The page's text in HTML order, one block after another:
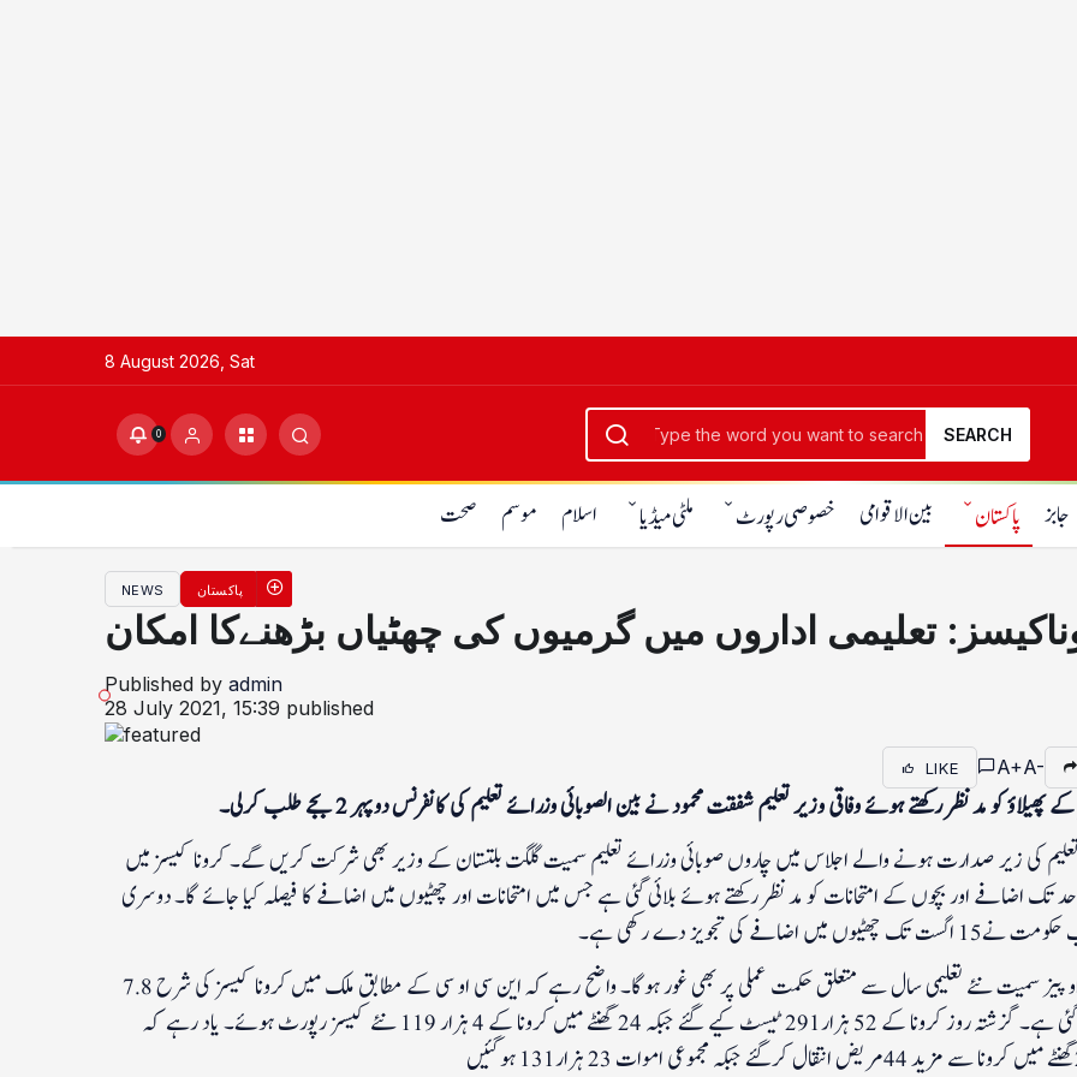
8 August 2026, Sat
SEARCH
0
جابز پاکستان بین الاقوامی خصوصی رپورٹ ملٹی میڈیا اسلام موسم صحت
NEWS پاکستان
تعلیمی اداروں میں گرمیوں کی چھٹیاں بڑھنےکا امکان
Published by admin
28 July 2021, 15:39 published
LIKE A+A-
پھیلاؤ کو مدنظر رکھتے ہوئے وفاقی وزیر تعلیم شفقت محمود نے بین الصوبائی وزرائے تعلیم کی کانفرنس دوپہر 2 بجے طلب کرلی۔
تعلیم کی زیر صدارت ہونے والے اجلاس میں چاروں صوبائی وزرائے تعلیم سمیت گلگت بلتستان کے وزیر بھی شرکت کریں گے۔ کرونا کیسز میں
تک اضافے اور بچوں کے امتحانات کو مدنظر رکھتے ہوئے بلائی گئی ہے جس میں امتحانات اور چھٹیوں میں اضافے کا فیصلہ کیا جائے گا۔ دوسری
میں اضافے کی تجویز دے رکھی ہے۔
کرونا ایس او پیز سمیت نئے تعلیمی سال سے متعلق حکمت عملی پر بھی غور ہوگا۔ واضح رہے کہ اين سی او سی کے مطابق ملک ميں کرونا کيسز کی شرح 7.8
رپورٹ کی گئی ہے۔ گزشتہ روز کرونا کے 52 ہزار291 ٹيسٹ کيے گئے جبکہ 24 گھنٹے ميں کرونا کے 4 ہزار 119 نئے کيسز رپورٹ ہوئے۔ یاد رہے کہ